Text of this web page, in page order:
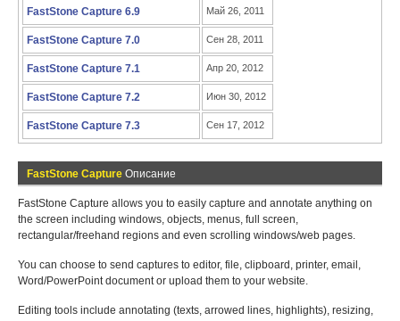
FastStone Capture 6.9 Май 26, 2011
FastStone Capture 7.0 Сен 28, 2011
FastStone Capture 7.1 Апр 20, 2012
FastStone Capture 7.2 Июн 30, 2012
FastStone Capture 7.3 Сен 17, 2012
FastStone Capture Описание
FastStone Capture allows you to easily capture and annotate anything on
the screen including windows, objects, menus, full screen,
rectangular/freehand regions and even scrolling windows/web pages.
You can choose to send captures to editor, file, clipboard, printer, email,
Word/PowerPoint document or upload them to your website.
Editing tools include annotating (texts, arrowed lines, highlights), resizing,